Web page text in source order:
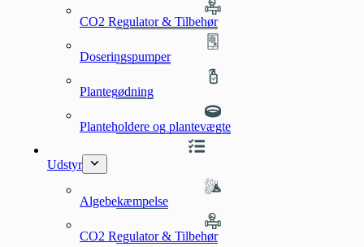
CO2 Regulator & Tilbehør
Doseringspumper
Plantegødning
Planteholdere og plantevægte
Udstyr
Algebekæmpelse
CO2 Regulator & Tilbehør